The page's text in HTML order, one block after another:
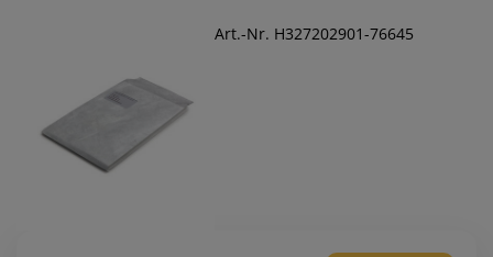
Art.-Nr. H327202901-76645